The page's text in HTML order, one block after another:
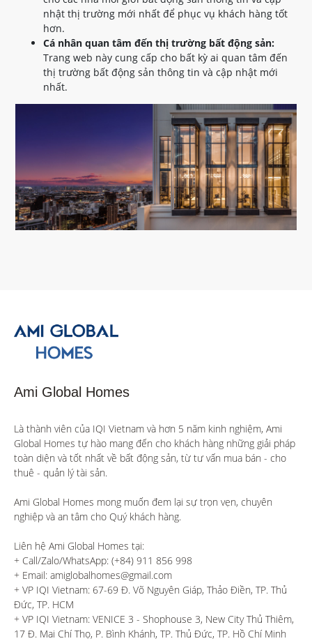
nhật thị trường mới nhất để phục vụ khách hàng tốt
hơn.
Cá nhân quan tâm đến thị trường bất động sản:
Trang web này cung cấp cho bất kỳ ai quan tâm đến
thị trường bất động sản thông tin và cập nhật mới
nhất.
Ami Global Homes
Là thành viên của IQI Vietnam và hơn 5 năm kinh nghiệm, Ami
Global Homes tự hào mang đến cho khách hàng những giải pháp
toàn diện và tốt nhất về bất động sản, từ tư vấn mua bán - cho
thuê - quản lý tài sản.
Ami Global Homes mong muốn đem lại sự trọn vẹn, chuyên
nghiệp và an tâm cho Quý khách hàng.
Liên hệ Ami Global Homes tại:
+ Call/Zalo/WhatsApp: (+84) 911 856 998
+ Email: amiglobalhomes@gmail.com
+ VP IQI Vietnam: 67-69 Đ. Võ Nguyên Giáp, Thảo Điền, TP. Thủ
Đức, TP. HCM
+ VP IQI Vietnam: VENICE 3 - Shophouse 3, New City Thủ Thiêm,
17 Đ. Mai Chí Thọ, P. Bình Khánh, TP. Thủ Đức, TP. Hồ Chí Minh